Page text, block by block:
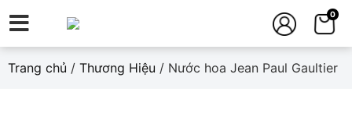
0
Trang chủ / Thương Hiệu / Nước hoa Jean Paul Gaultier